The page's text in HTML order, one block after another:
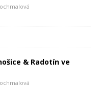
& Radotín ve